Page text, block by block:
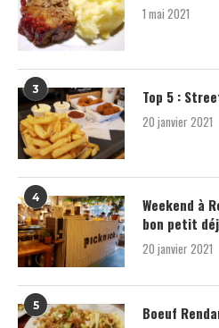
1 mai 2021
3 Top 5 :
20 janvier 2021
4
Weekend à
bon petit
20 janvier 2021
5 Boeuf